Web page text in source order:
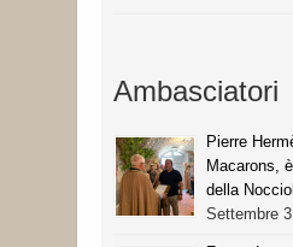
Ambasciatori
Pierre
Macarons,
della
Settembre